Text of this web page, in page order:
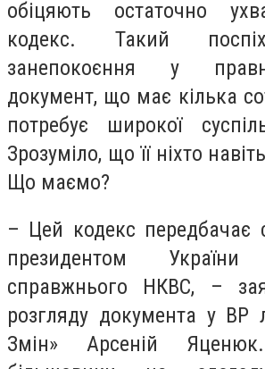
обіцяють остаточно
кодекс. Такий
занепокоєння у
документ, що має кілька
потребує широкої
Зрозуміло, що її ніхто
Що маємо?
– Цей кодекс передбачає
президентом України
справжнього НКВС, –
розгляду документа у ВР
Змін» Арсеній